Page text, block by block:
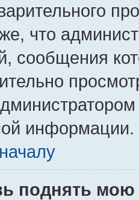
что
сообщения
информации.
поднять мою